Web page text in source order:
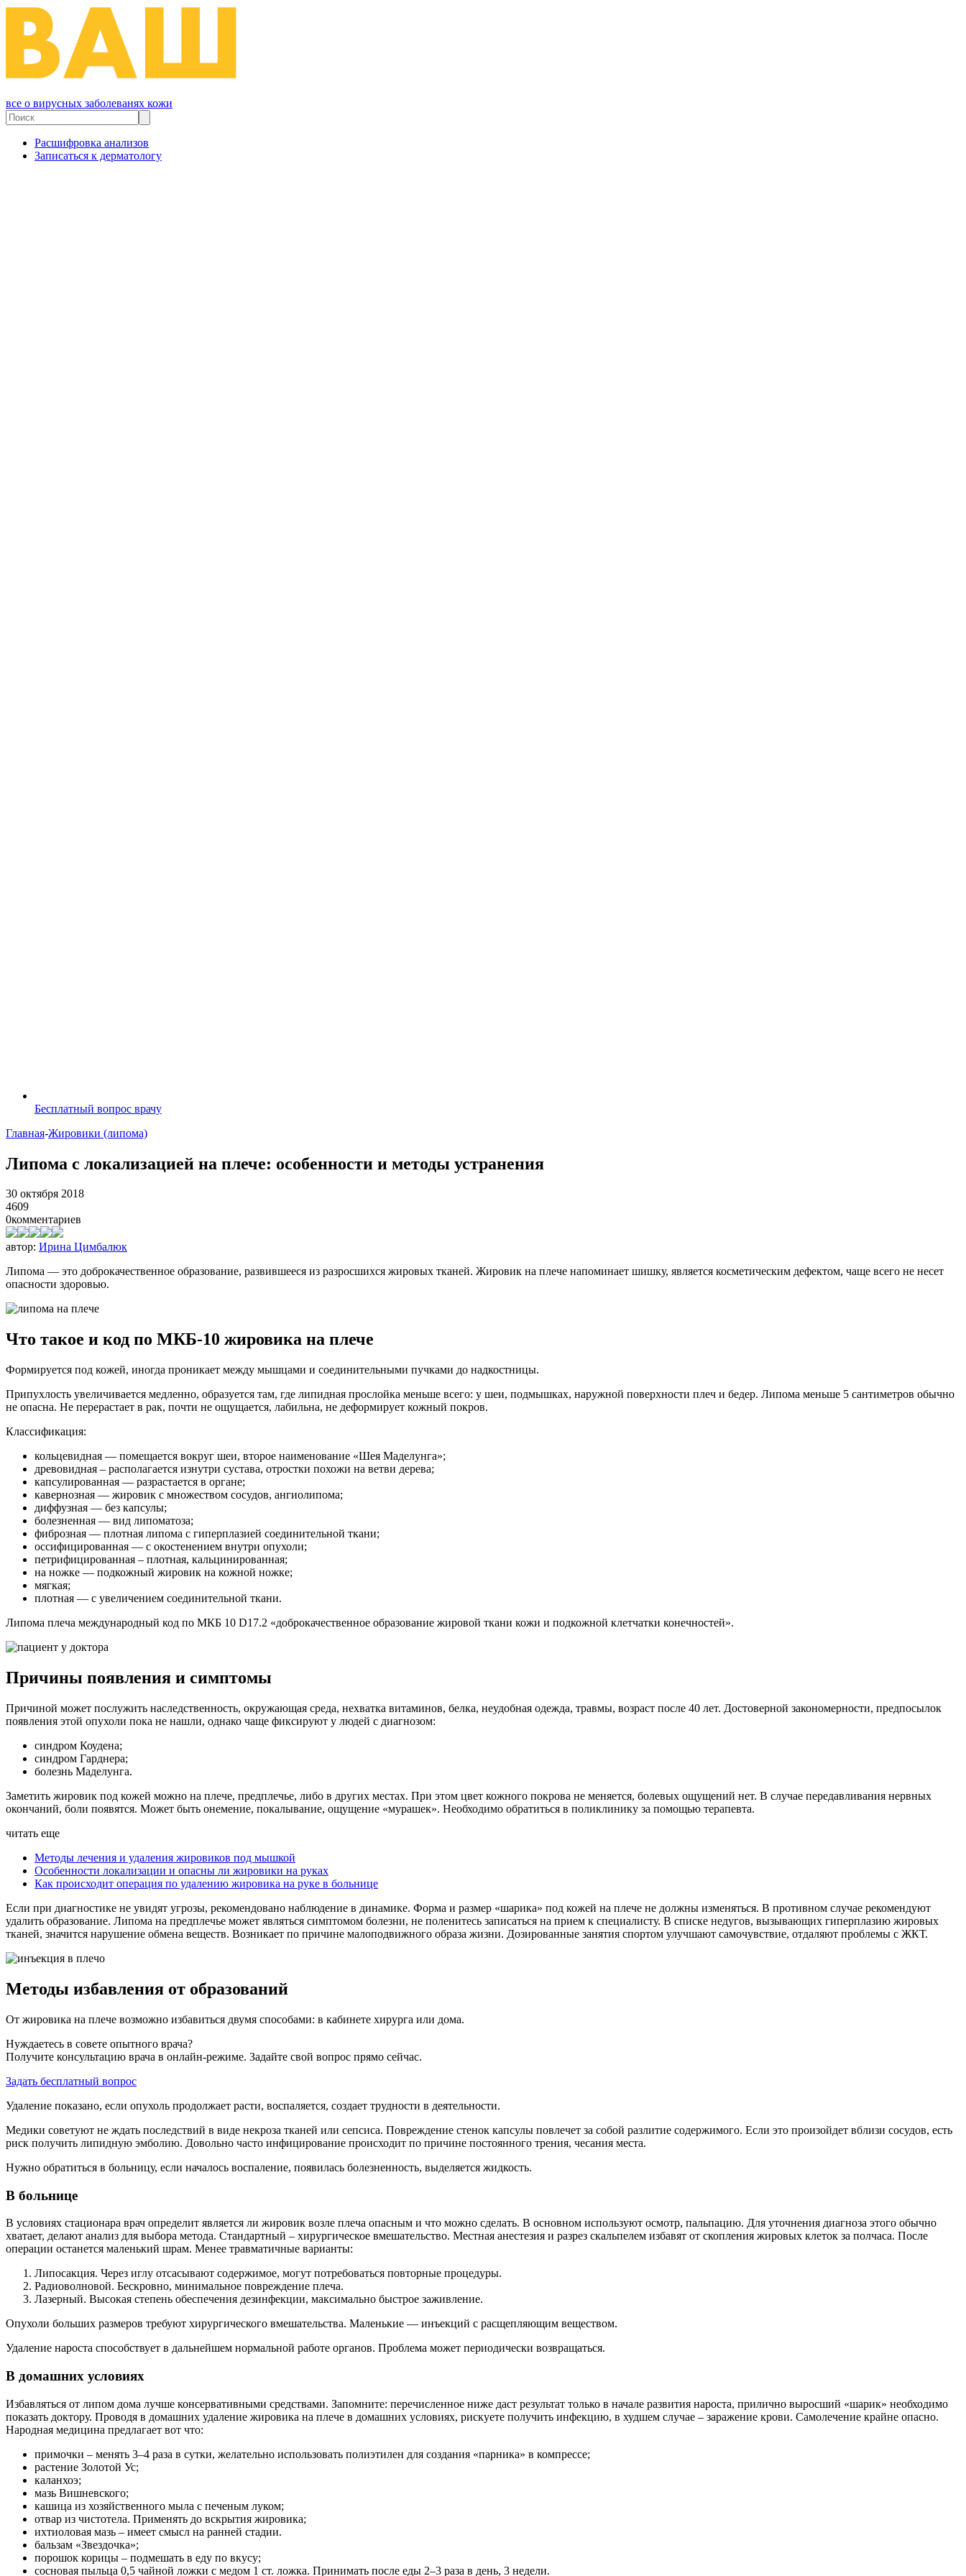
все о вирусных заболеванях кожи
Расшифровка анализов
Записаться к дерматологу
Бесплатный вопрос врачу
Главная-Жировики (липома)
Липома с локализацией на плече: особенности и методы устранения
30 октября 2018
4609
0комментариев
автор: Ирина Цимбалюк
Липома — это доброкачественное образование, развившееся из разросшихся жировых тканей. Жировик на плече напоминает шишку, является косметическим дефектом, чаще всего не несет
опасности здоровью.
Что такое и код по МКБ-10 жировика на плече
Формируется под кожей, иногда проникает между мышцами и соединительными пучками до надкостницы.
Припухлость увеличивается медленно, образуется там, где липидная прослойка меньше всего: у шеи, подмышках, наружной поверхности плеч и бедер. Липома меньше 5 сантиметров обычно
не опасна. Не перерастает в рак, почти не ощущается, лабильна, не деформирует кожный покров.
Классификация:
кольцевидная — помещается вокруг шеи, второе наименование «Шея Маделунга»;
древовидная – располагается изнутри сустава, отростки похожи на ветви дерева;
капсулированная — разрастается в органе;
кавернозная — жировик с множеством сосудов, ангиолипома;
диффузная — без капсулы;
болезненная — вид липоматоза;
фиброзная — плотная липома с гиперплазией соединительной ткани;
оссифицированная — с окостенением внутри опухоли;
петрифицированная – плотная, кальцинированная;
на ножке — подкожный жировик на кожной ножке;
мягкая;
плотная — с увеличением соединительной ткани.
Липома плеча международный код по МКБ 10 D17.2 «доброкачественное образование жировой ткани кожи и подкожной клетчатки конечностей».
Причины появления и симптомы
Причиной может послужить наследственность, окружающая среда, нехватка витаминов, белка, неудобная одежда, травмы, возраст после 40 лет. Достоверной закономерности, предпосылок
появления этой опухоли пока не нашли, однако чаще фиксируют у людей с диагнозом:
синдром Коудена;
синдром Гарднера;
болезнь Маделунга.
Заметить жировик под кожей можно на плече, предплечье, либо в других местах. При этом цвет кожного покрова не меняется, болевых ощущений нет. В случае передавливания нервных
окончаний, боли появятся. Может быть онемение, покалывание, ощущение «мурашек». Необходимо обратиться в поликлинику за помощью терапевта.
читать еще
Методы лечения и удаления жировиков под мышкой
Особенности локализации и опасны ли жировики на руках
Как происходит операция по удалению жировика на руке в больнице
Если при диагностике не увидят угрозы, рекомендовано наблюдение в динамике. Форма и размер «шарика» под кожей на плече не должны изменяться. В противном случае рекомендуют
удалить образование. Липома на предплечье может являться симптомом болезни, не поленитесь записаться на прием к специалисту. В списке недугов, вызывающих гиперплазию жировых
тканей, значится нарушение обмена веществ. Возникает по причине малоподвижного образа жизни. Дозированные занятия спортом улучшают самочувствие, отдаляют проблемы с ЖКТ.
Методы избавления от образований
От жировика на плече возможно избавиться двумя способами: в кабинете хирурга или дома.
Нуждаетесь в совете опытного врача?
Получите консультацию врача в онлайн-режиме. Задайте свой вопрос прямо сейчас.
Задать бесплатный вопрос
Удаление показано, если опухоль продолжает расти, воспаляется, создает трудности в деятельности.
Медики советуют не ждать последствий в виде некроза тканей или сепсиса. Повреждение стенок капсулы повлечет за собой разлитие содержимого. Если это произойдет вблизи сосудов, есть
риск получить липидную эмболию. Довольно часто инфицирование происходит по причине постоянного трения, чесания места.
Нужно обратиться в больницу, если началось воспаление, появилась болезненность, выделяется жидкость.
В больнице
В условиях стационара врач определит является ли жировик возле плеча опасным и что можно сделать. В основном используют осмотр, пальпацию. Для уточнения диагноза этого обычно
хватает, делают анализ для выбора метода. Стандартный – хирургическое вмешательство. Местная анестезия и разрез скальпелем избавят от скопления жировых клеток за полчаса. После
операции останется маленький шрам. Менее травматичные варианты:
Липосакция. Через иглу отсасывают содержимое, могут потребоваться повторные процедуры.
Радиоволновой. Бескровно, минимальное повреждение плеча.
Лазерный. Высокая степень обеспечения дезинфекции, максимально быстрое заживление.
Опухоли больших размеров требуют хирургического вмешательства. Маленькие — инъекций с расщепляющим веществом.
Удаление нароста способствует в дальнейшем нормальной работе органов. Проблема может периодически возвращаться.
В домашних условиях
Избавляться от липом дома лучше консервативными средствами. Запомните: перечисленное ниже даст результат только в начале развития нароста, прилично выросший «шарик» необходимо
показать доктору. Проводя в домашних удаление жировика на плече в домашних условиях, рискуете получить инфекцию, в худшем случае – заражение крови. Самолечение крайне опасно.
Народная медицина предлагает вот что:
примочки – менять 3–4 раза в сутки, желательно использовать полиэтилен для создания «парника» в компрессе;
растение Золотой Ус;
каланхоэ;
мазь Вишневского;
кашица из хозяйственного мыла с печеным луком;
отвар из чистотела. Применять до вскрытия жировика;
ихтиоловая мазь – имеет смысл на ранней стадии.
бальзам «Звездочка»;
порошок корицы – подмешать в еду по вкусу;
сосновая пыльца 0,5 чайной ложки с медом 1 ст. ложка. Принимать после еды 2–3 раза в день, 3 недели.